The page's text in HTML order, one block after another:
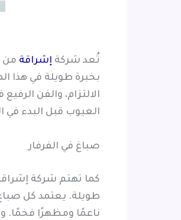
تُعد شركة إشراقة من
بخبرة طويلة في هذا
الالتزام، والفن
العيوب قبل البدء في
صباغ في الفرفار
كما تهتم شركة
طويلة. يعتمد كل
ناعمًا ومظهرًا فخمًا.